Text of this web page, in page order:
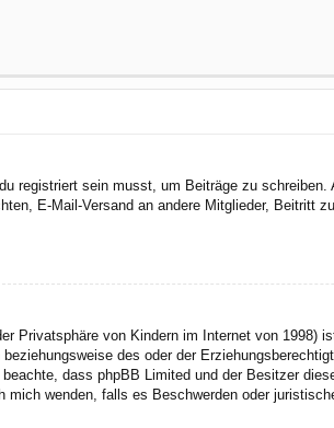
registriert sein musst, um Beiträge zu
E-Mail-Versand an andere Mitglieder, Beitritt
Privatsphäre von Kindern im Internet von
des oder der
dass phpBB Limited und der Besitzer
wenden, falls es Beschwerden oder